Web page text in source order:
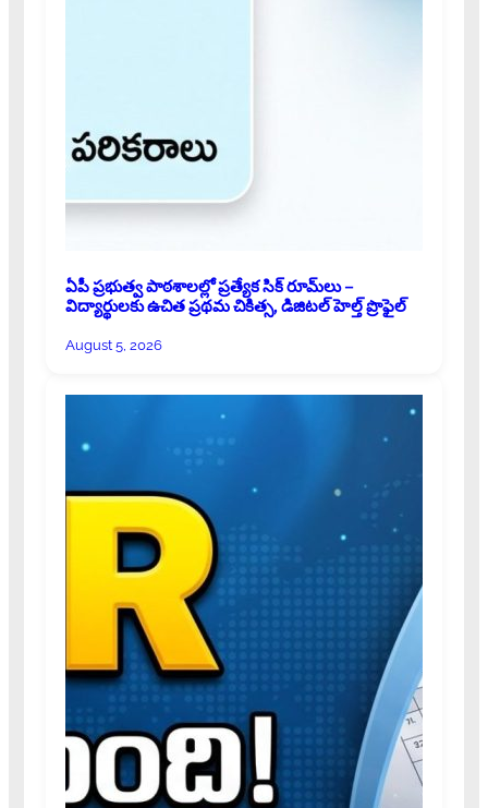
ఏపీ ప్రభుత్వ పాఠశాలల్లో ప్రత్యేక సిక్ రూమ్‌లు –
విద్యార్థులకు ఉచిత ప్రథమ చికిత్స, డిజిటల్ హెల్త్ ప్రొఫైల్
August 5, 2026